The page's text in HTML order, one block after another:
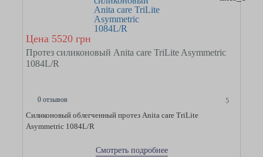
Цена 5520 грн
Протез силиконовый Anita care TriLite Asymmetric
1084L/R
0 отзывов 5
Силиконовый облегченный протез Anita care TriLite
Asymmetric 1084L/R
Смотреть подробнее